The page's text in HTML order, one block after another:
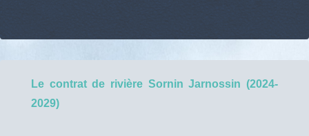
Le contrat de rivière Sornin Jarnossin (2024-
2029)